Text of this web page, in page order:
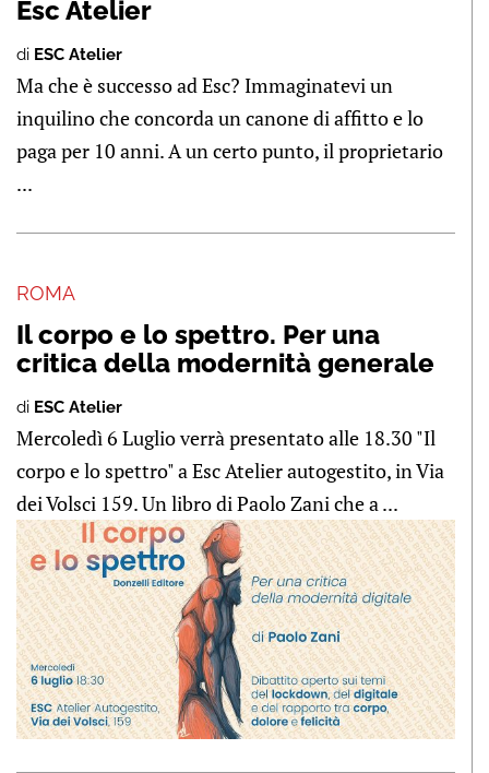
Esc Atelier
di ESC Atelier
Ma che è successo ad Esc? Immaginatevi un
inquilino che concorda un canone di affitto e lo
paga per 10 anni. A un certo punto, il proprietario
...
ROMA
Il corpo e lo spettro. Per una
critica della modernità generale
di ESC Atelier
Mercoledì 6 Luglio verrà presentato alle 18.30 "Il
corpo e lo spettro" a Esc Atelier autogestito, in Via
dei Volsci 159. Un libro di Paolo Zani che a ...